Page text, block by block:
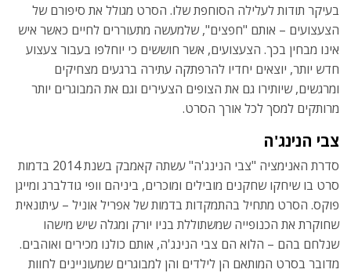
בעיקר תודות לעלילה הסוחפת שלו. הסרט מגולל את סיפורם של
הצעצועים – אותם "חפצים", שלמעשה מתעוררים לחיים כאשר איש
אינו מבחין בכך. הצעצועים, אשר חוששים כי יוחלפו בעבור צעצוע
חדש יותר, יוצאים יחדיו להרפתקה עתירה ברגעים מצחיקים
ומרגשים, שיותירו גם את הצופים הצעירים וגם את המבוגרים יותר
מרותקים למסך לכל אורך הסרט.
צבי הנינג'ה
סדרת האנימציה "צבי הנינג'ה" עשתה קאמבק בשנת 2014 בדמות
סרט בו שיחקו שחקנים מובילים ומוכרים, ביניהם וופי גודלברג ומייגן
פוקס. הסרט מתחיל בהתמקדות בדמות של אפריל אוניל – עיתונאית
שחוקרת את הכנופייה שמשתוללת בניו יורק ומגלה שיש מישהו
שנלחם בהם – הלוא הם צבי הנינג'ה, אותם כולנו מכירים ואוהבים.
מדובר בסרט המותאם הן לילדים והן למבוגרים שמעוניינים לחוות